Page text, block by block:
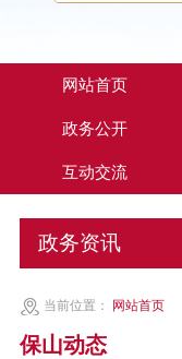
网站首页
政务公开
互动交流
政务资讯
当前位置： 网站首页
保山动态